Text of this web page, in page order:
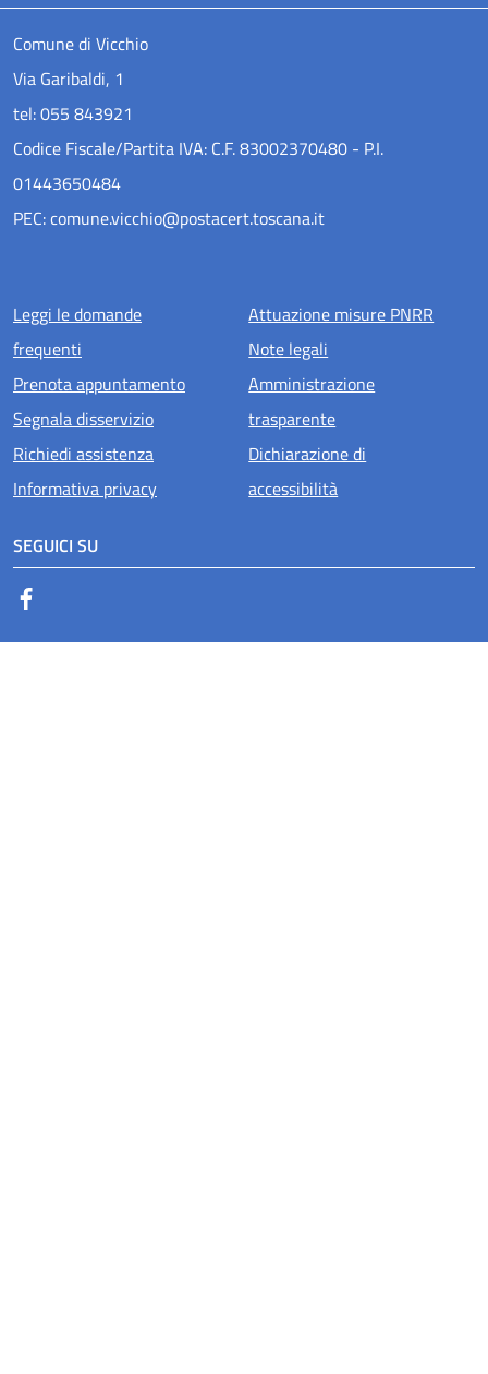
Comune di Vicchio
Via Garibaldi, 1
tel: 055 843921
Codice Fiscale/Partita IVA: C.F. 83002370480 - P.I.
01443650484
PEC: comune.vicchio@postacert.toscana.it
Menu piè di pagina
Leggi le domande
frequenti
Prenota appuntamento
Segnala disservizio
Richiedi assistenza
Informativa privacy
Attuazione misure PNRR
Note legali
Amministrazione
trasparente
Dichiarazione di
accessibilità
SEGUICI SU